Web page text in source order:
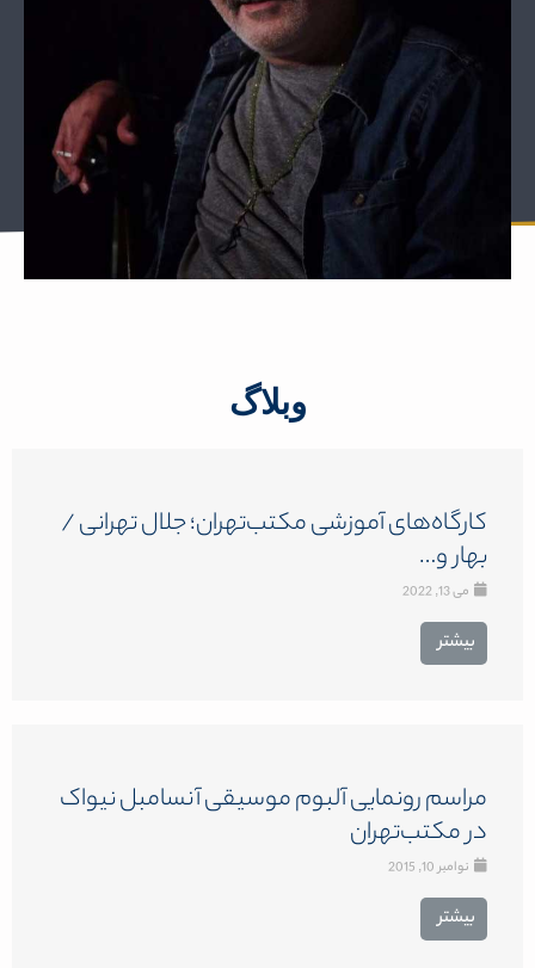
وبلاگ
کارگاه‌های آموزشی مکتب‌تهران؛ جلال تهرانی /
بهار و…
می 13, 2022
بیشتر
مراسم رونمایی آلبوم موسیقی آنسامبل نیواک
در مکتب‌تهران
نوامبر 10, 2015
بیشتر